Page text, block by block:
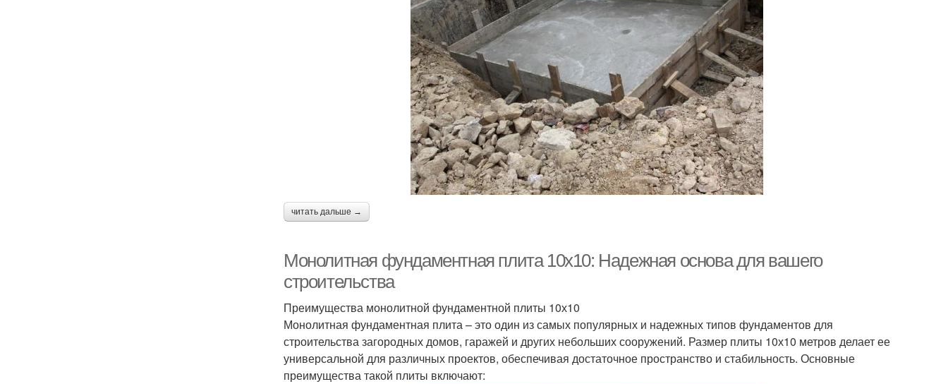
читать дальше →
Монолитная фундаментная плита 10х10: Надежная основа для вашего
строительства
Преимущества монолитной фундаментной плиты 10х10
Монолитная фундаментная плита – это один из самых популярных и надежных типов фундаментов для
строительства загородных домов, гаражей и других небольших сооружений. Размер плиты 10х10 метров делает ее
универсальной для различных проектов, обеспечивая достаточное пространство и стабильность. Основные
преимущества такой плиты включают: